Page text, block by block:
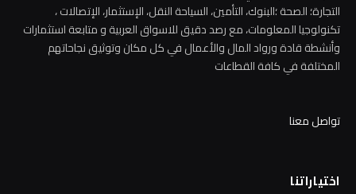
التجارة؛ الصحة ؛البنوك، التأمين، السياحة النقل، الإستثمار، الإتصالات ،
تكنولوجيا المعلومات، مع رصد دقيق للاسواق العربية و متابعة استثمارات
وأنشطة قادة ورواد المال والأعمال في كل مكان وتوثيق نجاحاتهم
المختلفة في كافة القطاعات
تواصل معنا
اختياراتنا